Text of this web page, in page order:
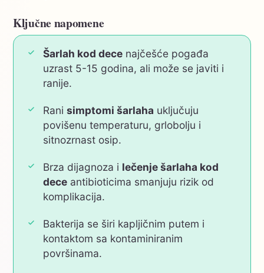
Ključne napomene
Šarlah kod dece najčešće pogađa
uzrast 5-15 godina, ali može se javiti i
ranije.
Rani simptomi šarlaha uključuju
povišenu temperaturu, grlobolju i
sitnozrnast osip.
Brza dijagnoza i lečenje šarlaha kod
dece antibioticima smanjuju rizik od
komplikacija.
Bakterija se širi kapljičnim putem i
kontaktom sa kontaminiranim
površinama.